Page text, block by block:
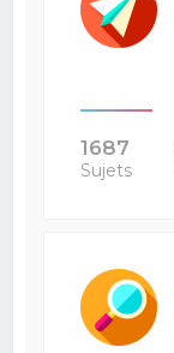
1687
Sujets